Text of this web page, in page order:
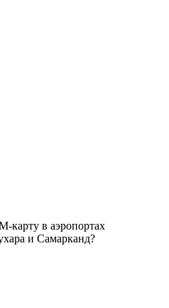
карту в аэропортах
и Самарканд?